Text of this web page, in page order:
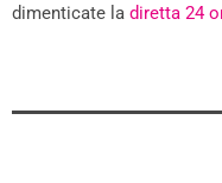
dimenticate la diretta 24